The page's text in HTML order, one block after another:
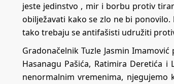
jeste jedinstvo , mir i borbu protiv
obilježavati kako se zlo ne bi
tako trebaju se antifašisti udružiti
Gradonačelnik Tuzle Jasmin
Hasanagu Pašića, Ratimira Deretića
nenormalnim vremenima,